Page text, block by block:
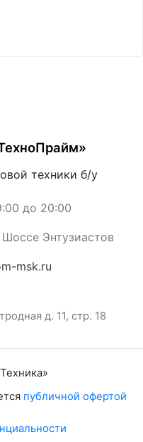
техники б/у
до 20:00
Энтузиастов
msk.ru
д. 11, стр. 18
Техника»
публичной офертой